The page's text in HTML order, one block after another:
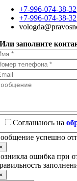
+7-996-074-38-32
+7-996-074-38-32
Или заполните
Соглашаюсь на
успешно
ошибка при